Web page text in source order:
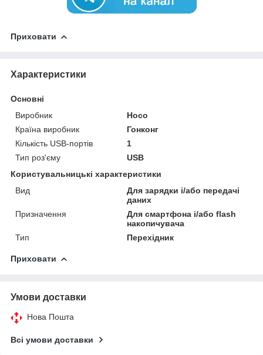
Приховати
Характеристики
Основні
Виробник
Hoco
Країна виробник
Гонконг
Кількість USB-портів
1
Тип роз'єму
USB
Користувальницькі характеристики
Вид
Для зарядки і/або передачі
даних
Призначення
Для смартфона і/або flash
накопичувача
Тип
Перехідник
Приховати
Умови доставки
Нова Пошта
Всі умови доставки